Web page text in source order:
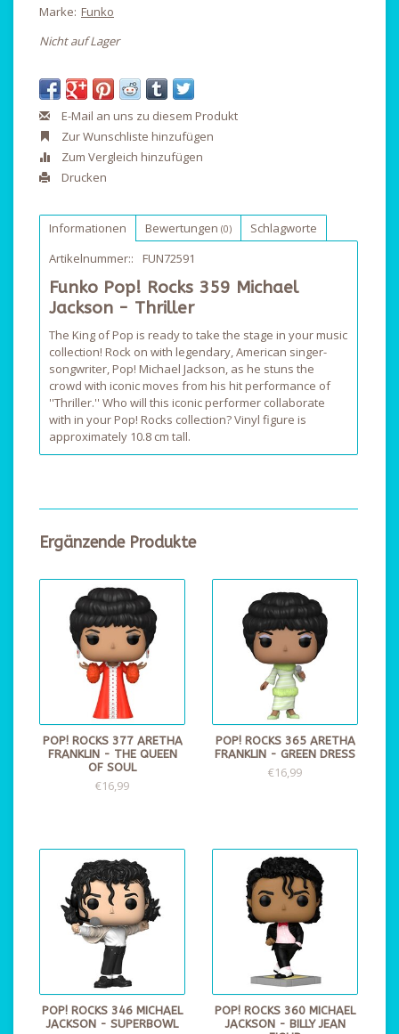
Marke: Funko
Nicht auf Lager
E-Mail an uns zu diesem Produkt
Zur Wunschliste hinzufügen
Zum Vergleich hinzufügen
Drucken
Informationen Bewertungen (0)
Schlagworte
Artikelnummer::
FUN72591
Funko Pop! Rocks 359 Michael
Jackson - Thriller
The King of Pop is ready to take the stage in your music
collection! Rock on with legendary, American singer-
songwriter, Pop! Michael Jackson, as he stuns the
crowd with iconic moves from his hit performance of
''Thriller.'' Who will this iconic performer collaborate
with in your Pop! Rocks collection? Vinyl figure is
approximately 10.8 cm tall.
Ergänzende Produkte
POP! ROCKS 377 ARETHA
FRANKLIN - THE QUEEN
OF SOUL
€16,99
POP! ROCKS 365 ARETHA
FRANKLIN - GREEN DRESS
€16,99
POP! ROCKS 346 MICHAEL
JACKSON - SUPERBOWL
POP! ROCKS 360 MICHAEL
JACKSON - BILLY JEAN